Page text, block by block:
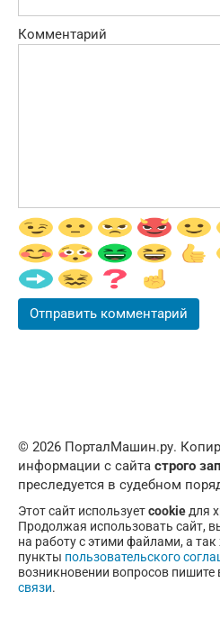
Комментарий
© 2026 ПорталМашин.ру.
информации с сайта строго
преследуется в судебном
Этот сайт используетcookie для
Продолжая использовать сайт,
на работу с этими файлами, а
пункты пользовательского
возникновении вопросов пишите
связи.